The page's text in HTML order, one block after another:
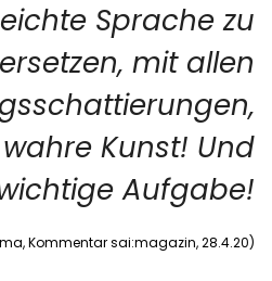
Sprache zu
mit allen
Kunst! Und
Aufgabe!
Kommentar sai:magazin, 28.4.20)